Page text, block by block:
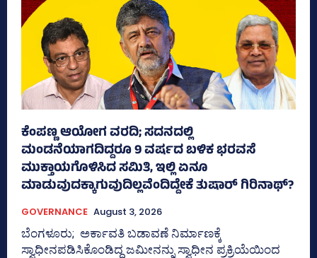
ಕೆಂಪಣ್ಣ ಆಯೋಗ ವರದಿ; ಸದನದಲ್ಲಿ
ಮಂಡನೆಯಾಗದಿದ್ದರೂ 9 ವರ್ಷದ ಬಳಿಕ ಭರವಸೆ
ಮುಕ್ತಾಯಗೊಳಿಸಿದ ಸಮಿತಿ, ಇಲ್ಲಿ ಏನೂ
ಮಾಡುವುದಕ್ಕಾಗುವುದಿಲ್ಲವೆಂದಿದ್ದೇಕೆ ತುಷಾರ್ ಗಿರಿನಾಥ್?
GOVERNANCE August 3, 2026
ಬೆಂಗಳೂರು; ಅರ್ಕಾವತಿ ಬಡಾವಣೆ ನಿರ್ಮಾಣಕ್ಕೆ
ಸ್ವಾಧೀನಪಡಿಸಿಕೊಂಡಿದ್ದ ಜಮೀನನ್ನು ಸ್ವಾಧೀನ ಪ್ರಕ್ರಿಯೆಯಿಂದ